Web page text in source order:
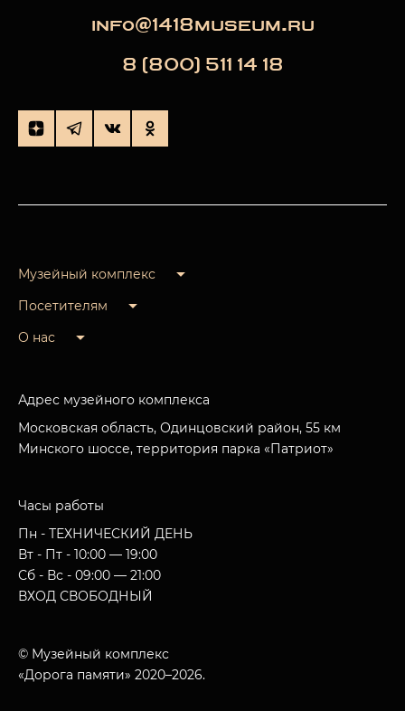
info@1418museum.ru
8 (800) 511 14 18
Музейный комплекс
Посетителям
О нас
Адрес музейного комплекса
Московская область, Одинцовский район, 55 км
Минского шоссе, территория парка «Патриот»
Часы работы
Пн - ТЕХНИЧЕСКИЙ ДЕНЬ
Вт - Пт - 10:00 — 19:00
Сб - Вс - 09:00 — 21:00
ВХОД СВОБОДНЫЙ
© Музейный комплекс
«Дорога памяти» 2020–2026.